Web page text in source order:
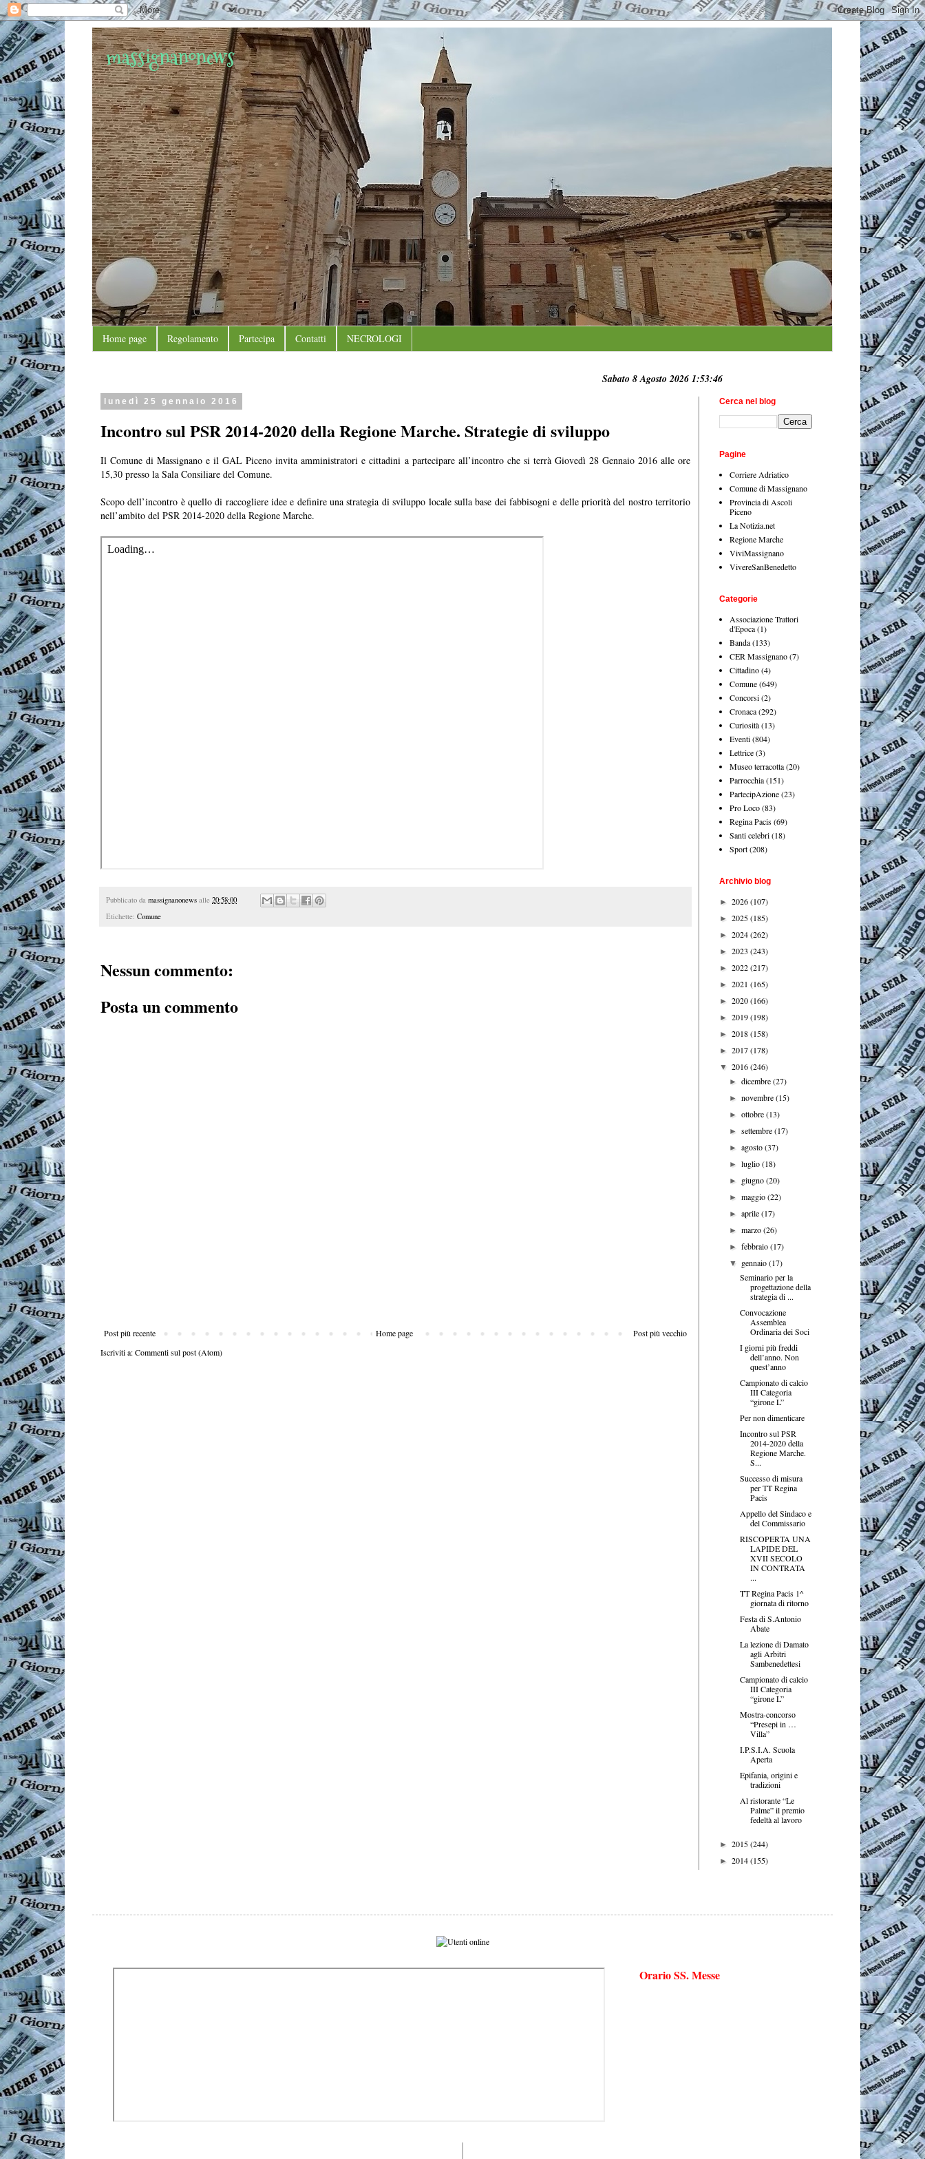
massignanonews
Home page Regolamento Partecipa Contatti NECROLOGI
Sabato 8 Agosto 2026 1:53:47
lunedì 25 gennaio 2016
Incontro sul PSR 2014-2020 della Regione Marche. Strategie di sviluppo
Il Comune di Massignano e il GAL Piceno invita amministratori e cittadini a partecipare all’incontro che si terrà Giovedì 28 Gennaio 2016 alle ore
15,30 presso la Sala Consiliare del Comune.
Scopo dell’incontro è quello di raccogliere idee e definire una strategia di sviluppo locale sulla base dei fabbisogni e delle priorità del nostro territorio
nell’ambito del PSR 2014-2020 della Regione Marche.
Pubblicato da massignanonews alle 20:58:00
Etichette: Comune
Nessun commento:
Posta un commento
Post più recente Post più vecchio
Home page
Iscriviti a:Commenti sul post (Atom)
Cerca nel blog
Pagine
Corriere Adriatico
Comune di Massignano
Provincia di Ascoli
Piceno
La Notizia.net
Regione Marche
ViviMassignano
VivereSanBenedetto
Categorie
Associazione Trattori
d'Epoca(1)
Banda(133)
CER Massignano(7)
Cittadino(4)
Comune(649)
Concorsi(2)
Cronaca(292)
Curiosità(13)
Eventi(804)
Lettrice(3)
Museo terracotta(20)
Parrocchia(151)
PartecipAzione(23)
Pro Loco(83)
Regina Pacis(69)
Santi celebri(18)
Sport(208)
Archivio blog
► 2026(107)
► 2025(185)
► 2024(262)
► 2023 (243)
► 2022(217)
► 2021 (165)
► 2020(166)
► 2019(198)
► 2018(158)
► 2017(178)
▼ 2016(246)
►dicembre(27)
►novembre(15)
►ottobre(13)
►settembre(17)
►agosto(37)
►luglio(18)
► giugno(20)
►maggio(22)
►aprile(17)
►marzo(26)
►febbraio(17)
▼ gennaio(17)
Seminario per la
progettazione della
strategia di ...
Convocazione
Assemblea
Ordinaria dei Soci
I giorni più freddi
dell’anno. Non
quest’anno
Campionato di calcio
III Categoria
“girone L”
Per non dimenticare
Incontro sul PSR
2014-2020 della
Regione Marche.
S...
Successo di misura
per TT Regina
Pacis
Appello del Sindaco e
del Commissario
RISCOPERTA UNA
LAPIDE DEL
XVII SECOLO
IN CONTRATA
...
TT Regina Pacis 1^
giornata di ritorno
Festa di S.Antonio
Abate
La lezione di Damato
agli Arbitri
Sambenedettesi
Campionato di calcio
III Categoria
“girone L”
Mostra-concorso
“Presepi in …
Villa”
I.P.S.I.A. Scuola
Aperta
Epifania, origini e
tradizioni
Al ristorante “Le
Palme” il premio
fedeltà al lavoro
► 2015(244)
► 2014(155)
Orario SS. Messe